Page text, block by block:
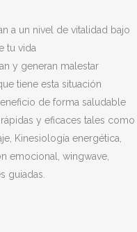
a un nivel de vitalidad bajo
tu vida
y generan malestar
tiene esta situación
de forma saludable
y eficaces tales como
Kinesiología energética,
emocional, wingwave,
guiadas.